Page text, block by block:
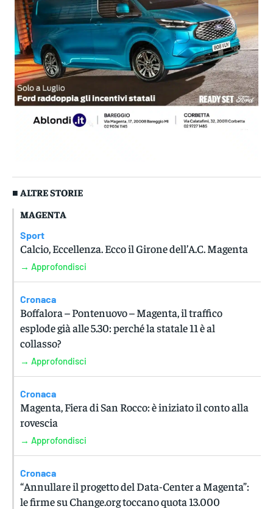
■ ALTRE STORIE
MAGENTA
Sport
Calcio, Eccellenza. Ecco il Girone dell’A.C. Magenta
→ Approfondisci
Cronaca
Boffalora – Pontenuovo – Magenta, il traffico
esplode già alle 5.30: perché la statale 11 è al
collasso?
→ Approfondisci
Cronaca
Magenta, Fiera di San Rocco: è iniziato il conto alla
rovescia
→ Approfondisci
Cronaca
“Annullare il progetto del Data-Center a Magenta”:
le firme su Change.org toccano quota 13.000